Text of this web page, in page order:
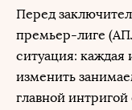
Перед
премьер-лиге
ситуация: каждая
изменить
главной интригой